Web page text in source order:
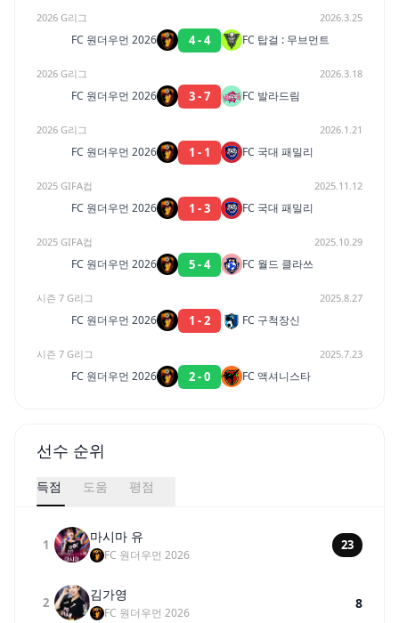
2026 G리그 2026.3.25
FC 원더우먼 2026 4-4 FC 탑걸 : 무브먼트
2026 G리그 2026.3.18
FC 원더우먼 2026 3-7 FC 발라드림
2026 G리그 2026.1.21
FC 원더우먼 2026 1 - 1 FC 국대 패밀리
2025 GIFA컵 2025.11.12
FC 원더우먼 2026 1 -3 FC 국대 패밀리
2025 GIFA컵 2025.10.29
FC 원더우먼 2026 5-4 FC 월드 클라쓰
시즌 7 G리그 2025.8.27
FC 원더우먼 2026 1 -2 FC 구척장신
시즌 7 G리그 2025.7.23
FC 원더우먼 2026 2-0 FC 액셔니스타
선수 순위
득점 도움 평점
1 마시마 유
FC 원더우먼 2026
23
2 김가영
FC 원더우먼 2026
8